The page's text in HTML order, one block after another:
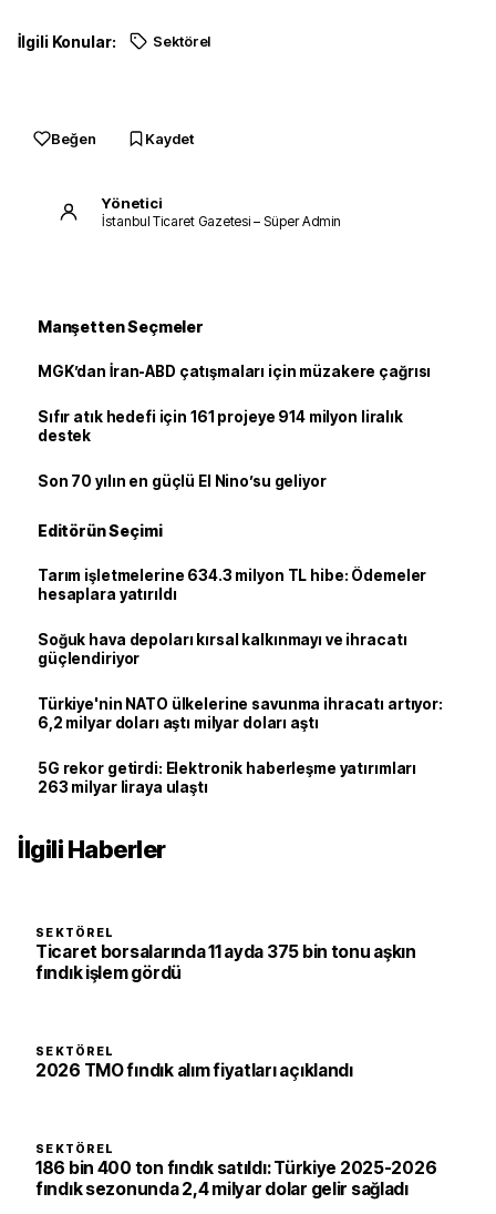
İlgili Konular: Sektörel
Beğen Kaydet
Yönetici
İstanbul Ticaret Gazetesi – Süper Admin
Manşetten Seçmeler
MGK’dan İran-ABD çatışmaları için müzakere çağrısı
Sıfır atık hedefi için 161 projeye 914 milyon liralık
destek
Son 70 yılın en güçlü El Nino’su geliyor
Editörün Seçimi
Tarım işletmelerine 634.3 milyon TL hibe: Ödemeler
hesaplara yatırıldı
Soğuk hava depoları kırsal kalkınmayı ve ihracatı
güçlendiriyor
Türkiye'nin NATO ülkelerine savunma ihracatı artıyor:
6,2 milyar doları aştı milyar doları aştı
5G rekor getirdi: Elektronik haberleşme yatırımları
263 milyar liraya ulaştı
İlgili Haberler
SEKTÖREL
Ticaret borsalarında 11 ayda 375 bin tonu aşkın
fındık işlem gördü
SEKTÖREL
2026 TMO fındık alım fiyatları açıklandı
SEKTÖREL
186 bin 400 ton fındık satıldı: Türkiye 2025-2026
fındık sezonunda 2,4 milyar dolar gelir sağladı